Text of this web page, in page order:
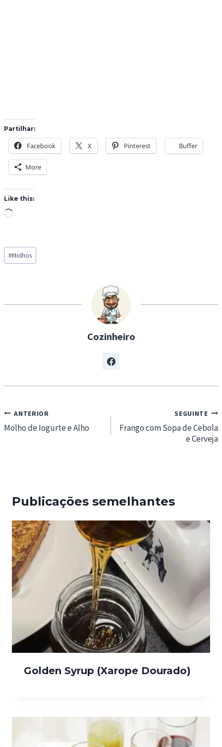
Partilhar:
Facebook X Pinterest Buffer
More
Like this:
L
d
i
…
Post
Tags:
#Molhos
Cozinheiro
Navegação
de
ANTERIOR
Molho de Iogurte e Alho
SEGUINTE
Frango com Sopa de Cebola
e Cerveja
Publicações semelhantes
Golden Syrup (Xarope Dourado)